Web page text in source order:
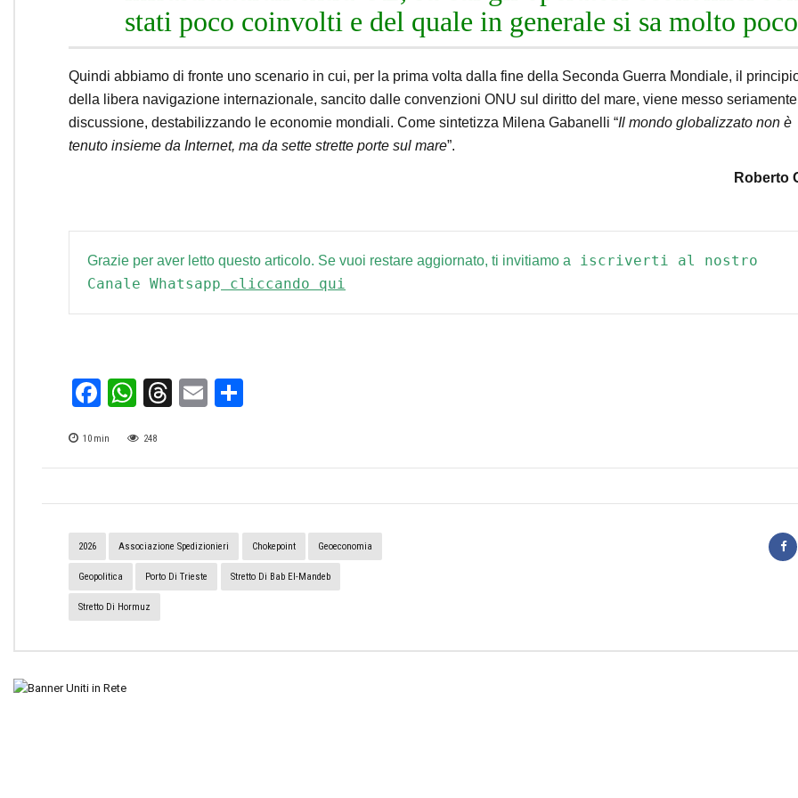
stati poco coinvolti e del quale in generale si sa molto
Quindi abbiamo di fronte uno scenario in cui, per la prima volta dalla fine della Seconda Guerra Mondiale, il
della libera navigazione internazionale, sancito dalle convenzioni ONU sul diritto del mare, viene messo
discussione, destabilizzando le economie mondiali. Come sintetizza Milena Gabanelli “Il mondo globalizzato non è
tenuto insieme da Internet, ma da sette strette porte sul mare”.
Roberto
Grazie per aver letto questo articolo. Se vuoi restare aggiornato, ti invitiamo a
iscriverti al nostro
Canale Whatsapp cliccando qui
Facebook
WhatsApp
Threads
Email
10 min 248
2026 Associazione Spedizionieri Chokepoint Geoeconomia
Geopolitica Porto Di Trieste Stretto Di Bab El-Mandeb
Stretto Di Hormuz